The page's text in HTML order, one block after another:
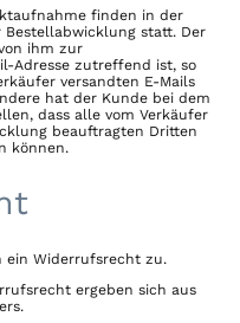
finden in der
Bestellabwicklung statt. Der
ihm zur
Adresse zutreffend ist, so
versandten E-Mails
hat der Kunde bei dem
dass alle vom Verkäufer
beauftragten Dritten
können.
ein Widerrufsrecht zu.
ergeben sich aus